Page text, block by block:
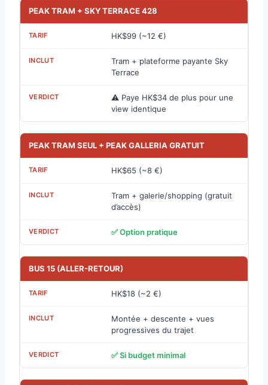
PEAK TRAM + SKY TERRACE 428
HK$99 (~12 €)
Tram + plateforme payante Sky
Terrace
⚠️ Paye HK$34 de plus pour une
view identique
PEAK TRAM SEUL + PEAK GALLERIA GRATUIT
HK$65 (~8 €)
Tram + galerie/shopping (gratuit
d’accès)
✅ Option pratique
BUS 15 (ALLER-RETOUR)
HK$18 (~2 €)
Montée + descente + vues
progressives du trajet
✅ Si budget minimal